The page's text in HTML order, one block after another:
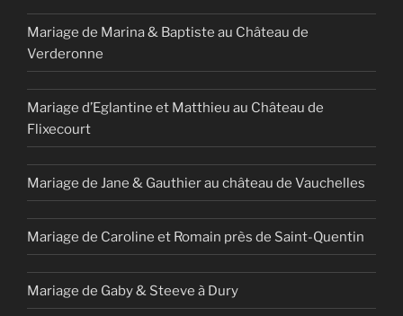
Mariage de Marina & Baptiste au Château de
Verderonne
Mariage d’Eglantine et Matthieu au Château de
Flixecourt
Mariage de Jane & Gauthier au château de Vauchelles
Mariage de Caroline et Romain près de Saint-Quentin
Mariage de Gaby & Steeve à Dury